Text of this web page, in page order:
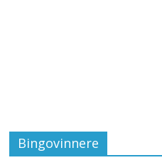
Bingovinnere